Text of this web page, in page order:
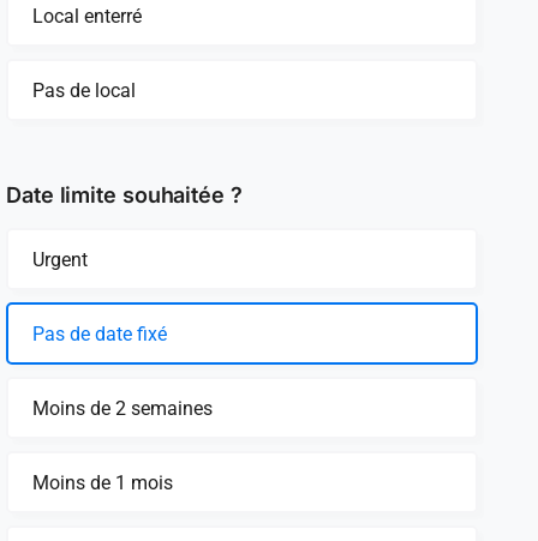
Local enterré
Pas de local
Date limite souhaitée ?
Urgent
Pas de date fixé
Moins de 2 semaines
Moins de 1 mois